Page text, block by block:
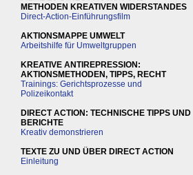
METHODEN KREATIVEN WIDERSTANDES
Direct-Action-Einführungsfilm
AKTIONSMAPPE UMWELT
Arbeitshilfe für Umweltgruppen
KREATIVE ANTIREPRESSION:
AKTIONSMETHODEN, TIPPS, RECHT
Trainings: Gerichtsprozesse und
Polizeikontakt
DIRECT ACTION: TECHNISCHE TIPPS UND
BERICHTE
Kreativ demonstrieren
TEXTE ZU UND ÜBER DIRECT ACTION
Einleitung